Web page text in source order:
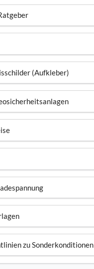
(Aufkleber)
zu Sonderkonditionen